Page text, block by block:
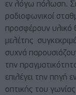
εν λόγω πόλωση.
ραδιοφωνικοί
προσφέρουν υλικό
μελέτης
συχνά
την
επιλέγει την πηγή
οπτικής του